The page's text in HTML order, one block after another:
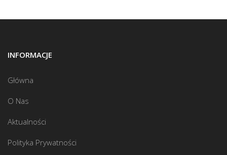
INFORMACJE
Główna
O Nas
Aktualności
Polityka Prywatności